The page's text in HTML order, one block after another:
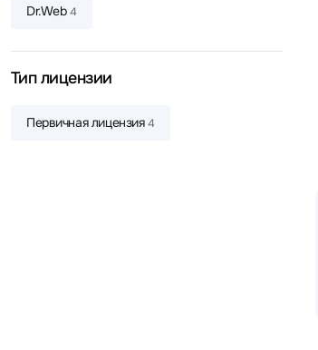
Dr.Web4
Тип лицензии
Первичная лицензия4